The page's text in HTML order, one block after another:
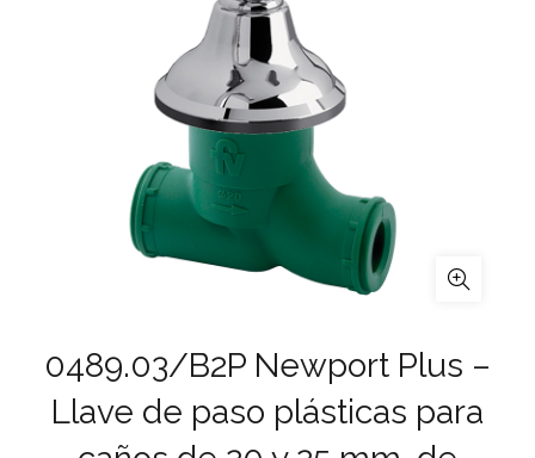
0489.03/B2P Newport Plus –
Llave de paso plásticas para
Solo tenes que decirme: Hola